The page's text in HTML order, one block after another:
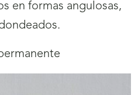
en formas angulosas,